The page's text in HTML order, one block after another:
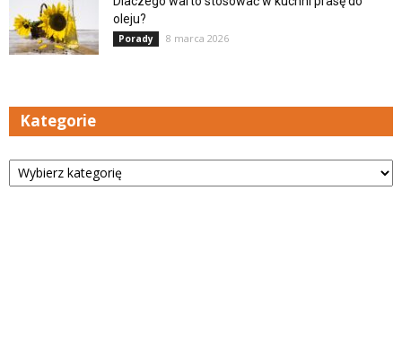
oleju?
Porady 8 marca 2026
Kategorie
Kategorie